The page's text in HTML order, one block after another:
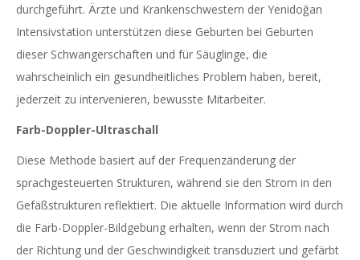
durchgeführt. Ärzte und Krankenschwestern der Yenidoğan
Intensivstation unterstützen diese Geburten bei Geburten
dieser Schwangerschaften und für Säuglinge, die
wahrscheinlich ein gesundheitliches Problem haben, bereit,
jederzeit zu intervenieren, bewusste Mitarbeiter.
Farb-Doppler-Ultraschall
Diese Methode basiert auf der Frequenzänderung der
sprachgesteuerten Strukturen, während sie den Strom in den
Gefäßstrukturen reflektiert. Die aktuelle Information wird durch
die Farb-Doppler-Bildgebung erhalten, wenn der Strom nach
der Richtung und der Geschwindigkeit transduziert und gefärbt